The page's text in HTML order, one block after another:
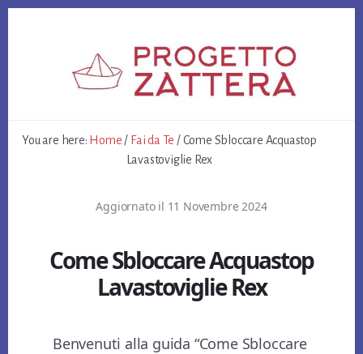
You are here: Home / Fai da Te /Come Sbloccare Acquastop
Lavastoviglie Rex
Aggiornato il 11 Novembre 2024
Come Sbloccare Acquastop
Lavastoviglie Rex
Benvenuti alla guida “Come Sbloccare